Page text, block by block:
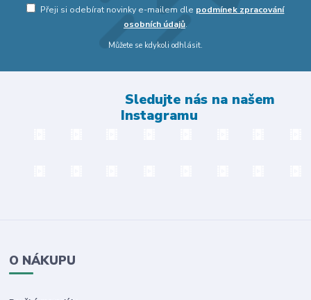
Přeji si odebírat novinky e-mailem dle podmínek zpracování
osobních údajů.
Můžete se kdykoli odhlásit.
Sledujte nás na našem
Instagramu
O NÁKUPU